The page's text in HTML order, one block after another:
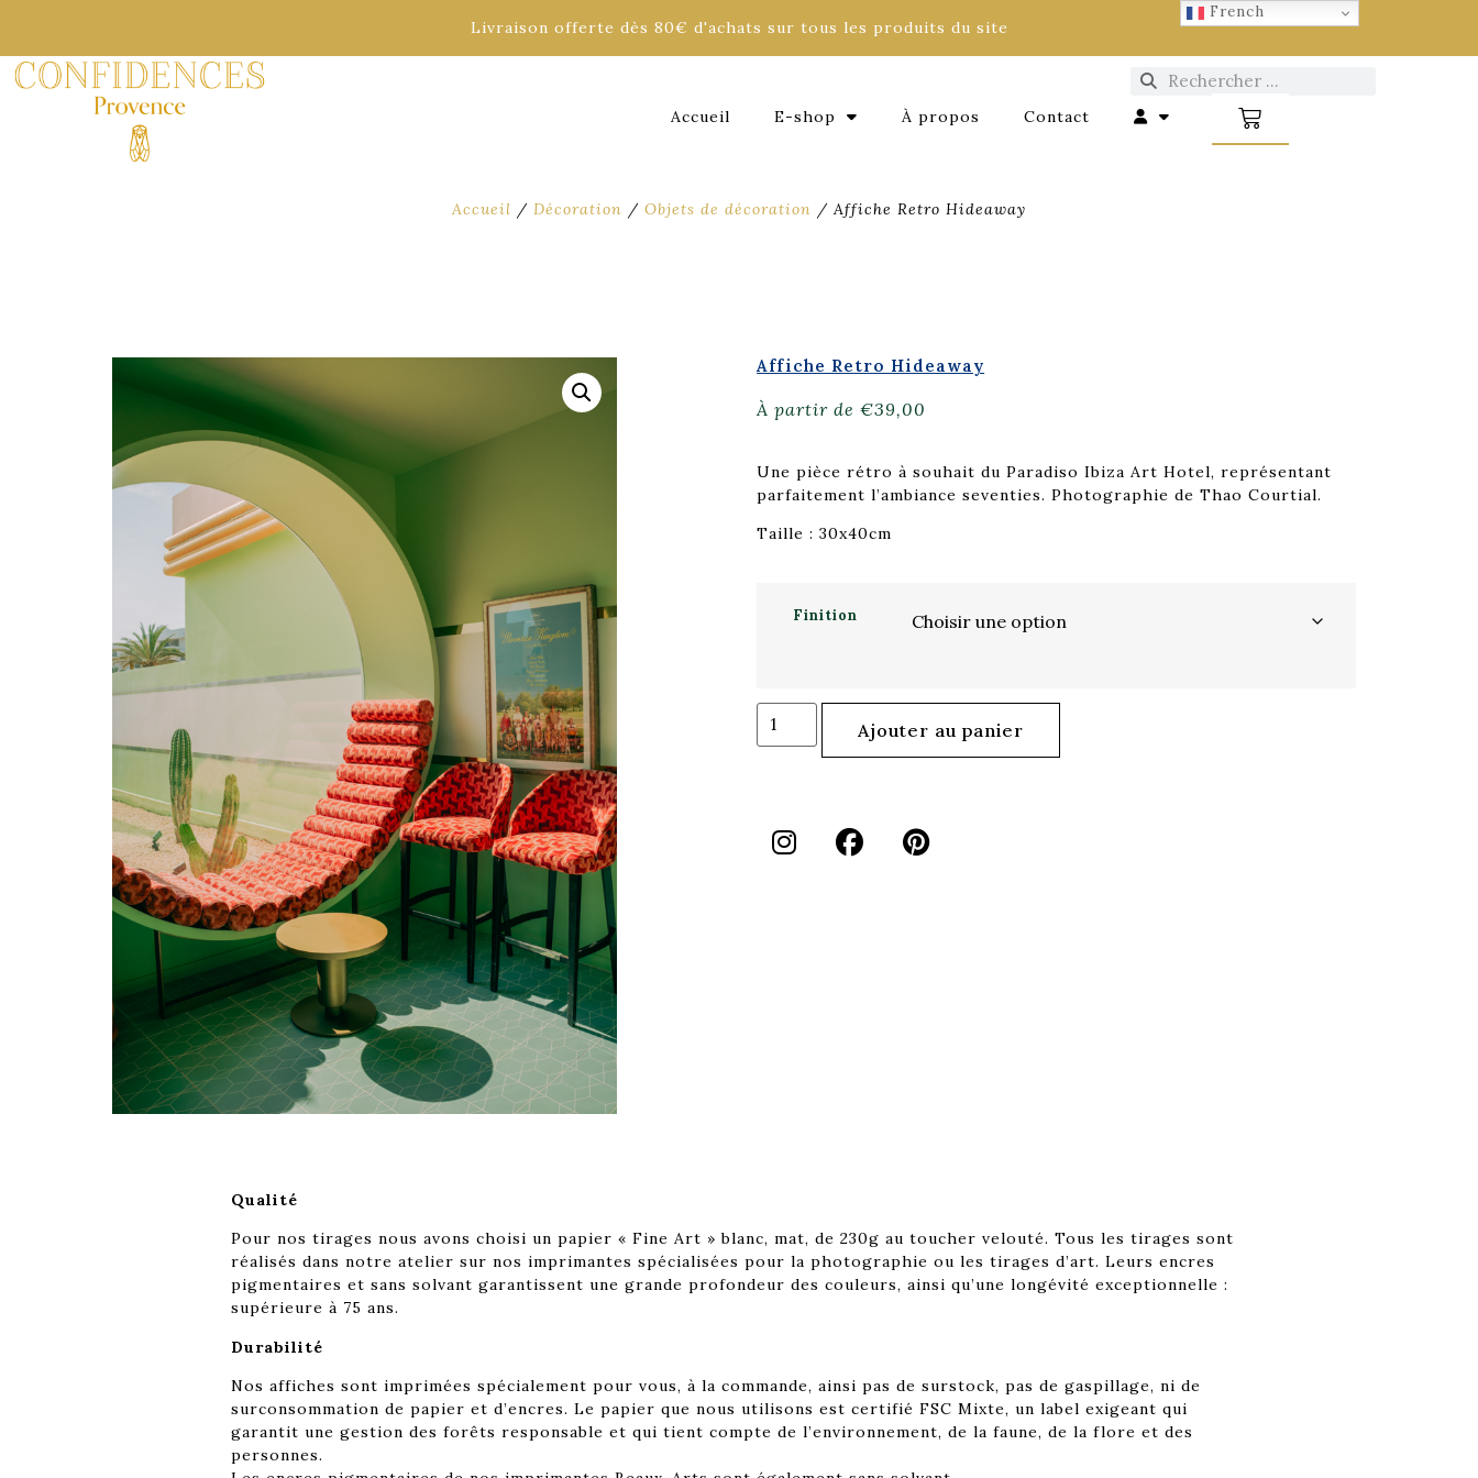
Accueil E-shop À propos Contact
Accueil / Décoration / Objets de décoration / Affiche Retro Hideaway
Affiche Retro Hideaway
À partir de€39,00
Une pièce rétro à souhait du Paradiso Ibiza Art Hotel, représentant
parfaitement l’ambiance seventies. Photographie de Thao Courtial.
Taille : 30x40cm
Finition
Ajouter au panier
Qualité
Pour nos tirages nous avons choisi un papier « Fine Art » blanc, mat, de 230g au toucher velouté. Tous les tirages sont
réalisés dans notre atelier sur nos imprimantes spécialisées pour la photographie ou les tirages d’art. Leurs encres
pigmentaires et sans solvant garantissent une grande profondeur des couleurs, ainsi qu’une longévité exceptionnelle :
supérieure à 75 ans.
Durabilité
Nos affiches sont imprimées spécialement pour vous, à la commande, ainsi pas de surstock, pas de gaspillage, ni de
surconsommation de papier et d’encres. Le papier que nous utilisons est certifié FSC Mixte, un label exigeant qui
garantit une gestion des forêts responsable et qui tient compte de l’environnement, de la faune, de la flore et des
personnes.
French
Livraison offerte dès 80€ d'achats sur tous les produits du site